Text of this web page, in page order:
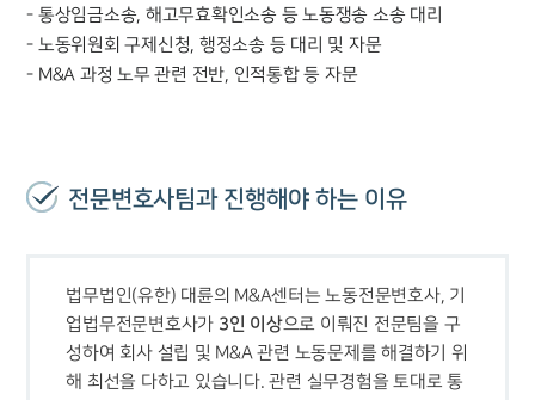
- 통상임금소송, 해고무효확인소송 등 노동쟁송 소송 대리
- 노동위원회 구제신청, 행정소송 등 대리 및 자문
- M&A 과정 노무 관련 전반, 인적통합 등 자문
전문변호사팀과 진행해야 하는 이유
법무법인(유한) 대륜의 M&A센터는 노동전문변호사, 기
업법무전문변호사가 3인 이상으로 이뤄진 전문팀을 구
성하여 회사 설립 및 M&A 관련 노동문제를 해결하기 위
해 최선을 다하고 있습니다. 관련 실무경험을 토대로 통